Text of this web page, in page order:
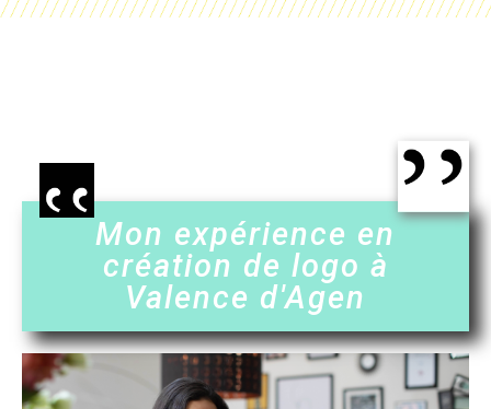
Mon expérience en
création de logo à
Valence d'Agen